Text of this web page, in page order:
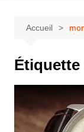
Accueil
Étiquette